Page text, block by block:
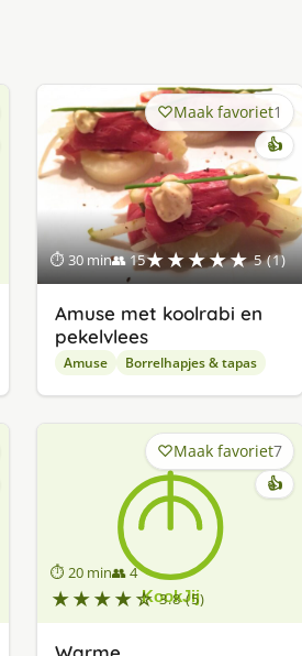
⏱ 30 min👥 15★★★★★ 5 (1)
Maak favoriet1
👍
Amuse met koolrabi en
pekelvlees
Amuse Borrelhapjes & tapas
⏱ 20 min👥 4
★★★★☆ 3.8 (5)
Maak favoriet7
👍